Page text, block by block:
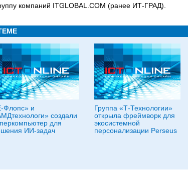
компаний ITGLOBAL.COM (ранее ИТ-ГРАД).
Флопс» и
создали
для
ИИ-задач
Группа «Т‑Технологии»
открыла фреймворк для
экосистемной
персонализации Perseus